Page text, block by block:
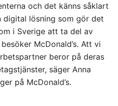
och det känns såklart
lösning som gör det
i Sverige att ta del av
McDonald’s. Att vi
beror på deras
säger Anna
på McDonald’s.